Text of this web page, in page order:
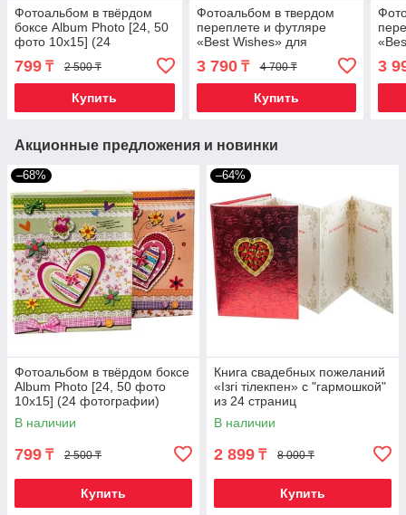
Фотоальбом в твёрдом
боксе Album Photo [24, 50
фото 10x15] (24
фотографии)
799 ₸ 2 500 ₸
Купить
Фотоальбом в твердом
переплете и футляре
«Best Wishes» для
снимков 10х15 (200
фотографий)
3 790₸ 4 700 ₸
Купить
3
Акционные предложения и новинки
–68%
Фотоальбом в твёрдом боксе
Album Photo [24, 50 фото
10x15] (24 фотографии)
В наличии
799 ₸ 2 500 ₸
Купить
–64%
Книга свадебных пожеланий
«Iзгi тiлекпен» с "гармошкой"
из 24 страниц
В наличии
2 899 ₸ 8 000 ₸
Купить